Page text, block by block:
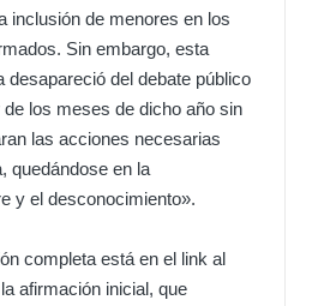
inclusión de menores en los
Sin embargo, esta
desapareció del debate público
los meses de dicho año sin
las acciones necesarias
quedándose en la
y el desconocimiento».
completa está en el link al
afirmación inicial, que